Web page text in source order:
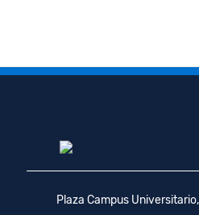
Plaza Campus